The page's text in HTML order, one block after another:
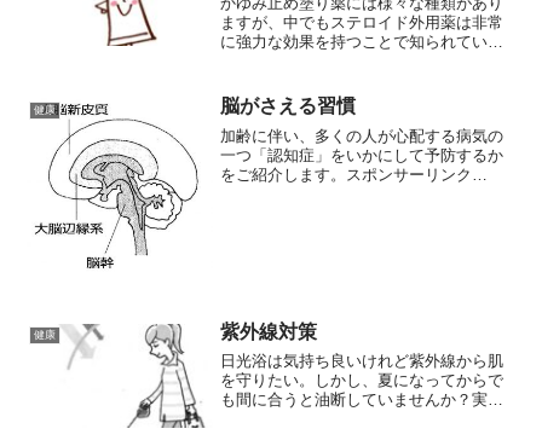
ますが、中でもステロイド外用薬は非常
に強力な効果を持つことで知られていま
があります。しかし、その強さや使用方
法を間違えると、副作用を引き起こす可
能性があるため、正しい選び方と使用方
法が求められます。かゆみ止めの塗り薬
として処方されるステロイド外用薬は、
師の処方箋が必要です。具体的な使用例
として:・ランク1 (弱い): 大人の顔や首、
陰部・外陰部、子供の顔や体に一時的に
使用・ランク2 (普通): 体の平面的な赤み
や痒みに使用・ランク3 (強い): 大人の長
健康 脳がさえる習慣
加齢に伴い、多くの人が心配する病気の
一つ「認知症」をいかにして予防するか
をご紹介します。スポンサーリンク
健康 紫外線対策
日光浴は気持ち良いけれど紫外線から肌
を守りたい。しかし、夏になってからで
も間に合うと油断していませんか？実は